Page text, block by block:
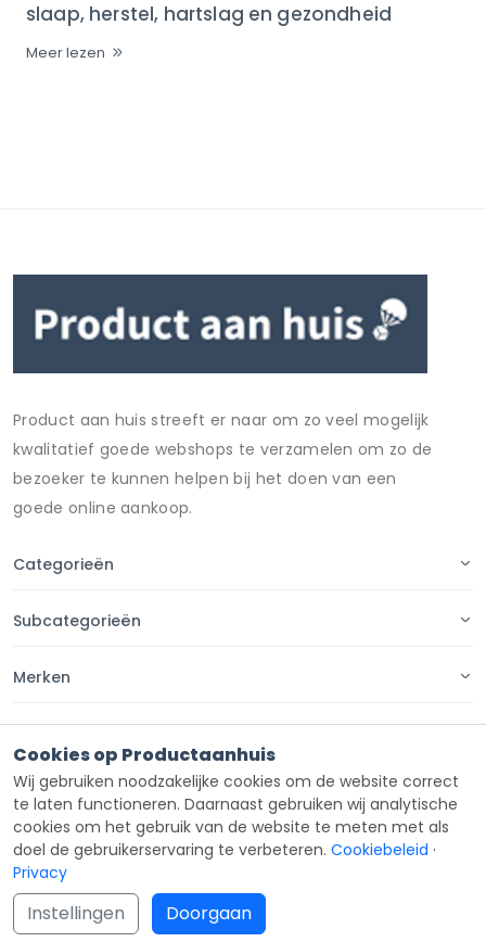
slaap, herstel, hartslag en gezondheid
Meer lezen
Product aan huis streeft er naar om zo veel mogelijk
kwalitatief goede webshops te verzamelen om zo de
bezoeker te kunnen helpen bij het doen van een
goede online aankoop.
Categorieën
Subcategorieën
Merken
Contact
Copyright © Productaanhuis
Cookies op Productaanhuis
Wij gebruiken noodzakelijke cookies om de website correct
te laten functioneren. Daarnaast gebruiken wij analytische
cookies om het gebruik van de website te meten met als
doel de gebruikerservaring te verbeteren. Cookiebeleid ·
Privacy
Instellingen Doorgaan